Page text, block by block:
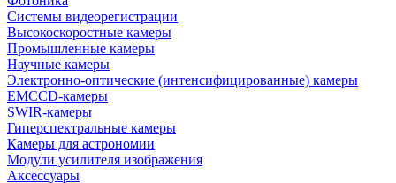
Cистемы видеорегистрации
Высокоскоростные камеры
Промышленные камеры
Научные камеры
Электронно-оптические (интенсифицированные) камеры
EMCCD-камеры
SWIR-камеры
Гиперспектральные камеры
Камеры для астрономии
Модули усилителя изображения
Аксессуары